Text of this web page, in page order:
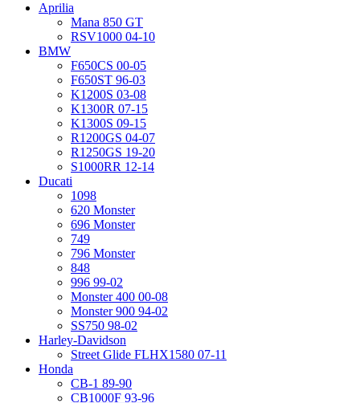
Aprilia
Mana 850 GT
RSV1000 04-10
BMW
F650CS 00-05
F650ST 96-03
K1200S 03-08
K1300R 07-15
K1300S 09-15
R1200GS 04-07
R1250GS 19-20
S1000RR 12-14
Ducati
1098
620 Monster
696 Monster
749
796 Monster
848
996 99-02
Monster 400 00-08
Monster 900 94-02
SS750 98-02
Harley-Davidson
Street Glide FLHX1580 07-11
Honda
CB-1 89-90
CB1000F 93-96